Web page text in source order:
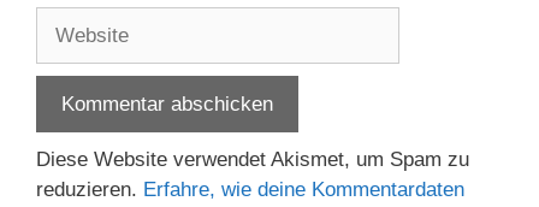
Adresse
Diese Website verwendet Akismet, um Spam zu
reduzieren. Erfahre, wie deine Kommentardaten